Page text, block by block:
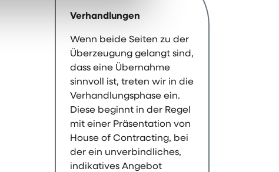
Verhandlungen
Wenn beide Seiten zu der
Überzeugung gelangt sind,
dass eine Übernahme
sinnvoll ist, treten wir in die
Verhandlungsphase ein.
Diese beginnt in der Regel
mit einer Präsentation von
House of Contracting, bei
der ein unverbindliches,
indikatives Angebot